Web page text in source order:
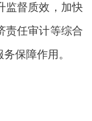
监督质效，加快
责任审计等综合
保障作用。